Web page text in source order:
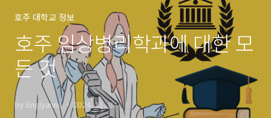
호주 대학교 정보
호주 임상병리학과에 대한 모
든 것
by Englyanna 2024. 11. 8.